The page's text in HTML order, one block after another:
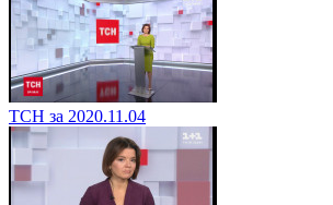
ТСН за 2020.11.04